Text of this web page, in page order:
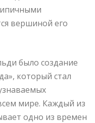
вершиной его
было создание
который стал
мире. Каждый из
одно из времен